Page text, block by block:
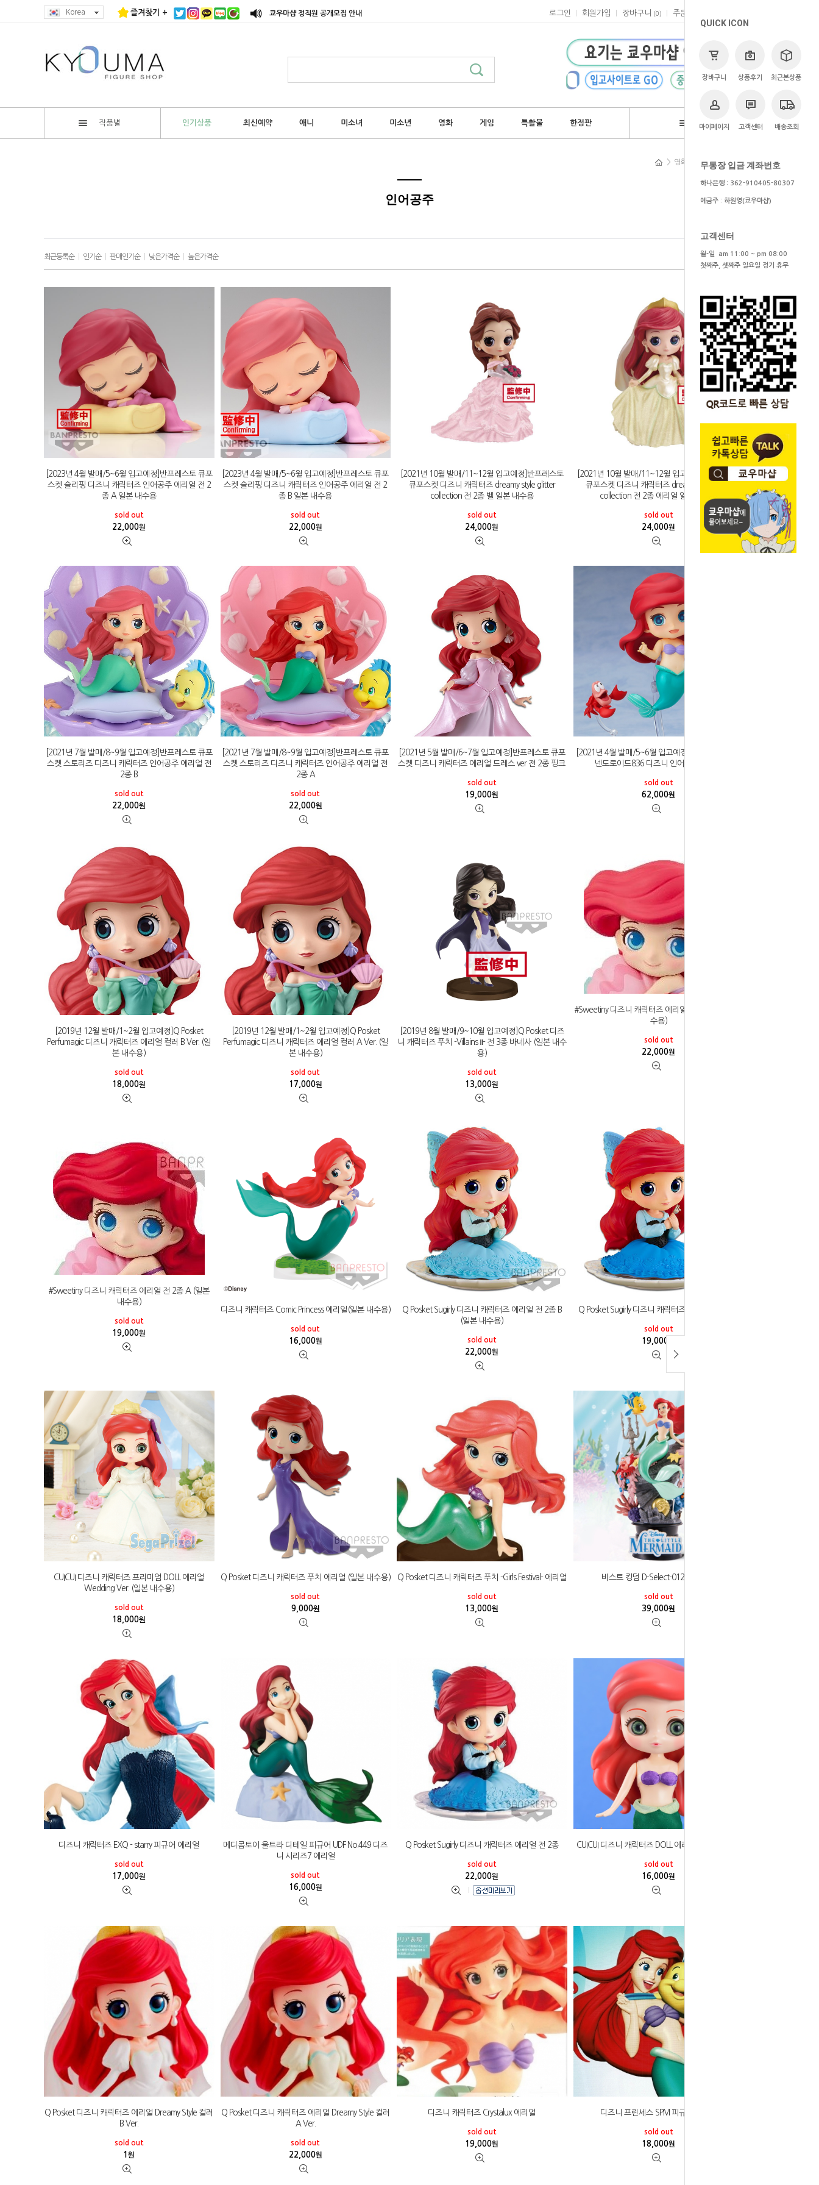
Korea 즐겨찾기 + 쿄우마샵 정직원 공개모집 안내 로그인 회원가입 장바구니 (0 ) 주문
작품별 인기상품 최신예약 애니 미소녀 미소년 영화 게임 특촬물 한정판 브랜드
QUICK ICON
장바구니 상품후기 최근본상품
마이페이지 고객센터 배송조회
무통장 입금 계좌번호
하나은행 : 362-910405-80307
예금주 : 하원영(쿄우마샵)
고객센터
월-일 am 11:00 ~ pm 08:00
첫째주, 셋째주 일요일 정기 휴무
> 영화 디즈니/픽사 > 인어공주
인어공주
최근등록순| 인기순| 판매인기순| 낮은가격순| 높은가격순
[2023년 4월 발매/5~6월 입고예정]반프레스토 큐포
스켓 슬리핑 디즈니 캐릭터즈 인어공주 에리얼 전 2
종 A 일본 내수용
sold out
22,000원
[2023년 4월 발매/5~6월 입고예정]반프레스토 큐포
스켓 슬리핑 디즈니 캐릭터즈 인어공주 에리얼 전 2
종 B 일본 내수용
sold out
22,000원
[2021년 10월 발매/11~12월 입고예정]반프레스토
큐포스켓 디즈니 캐릭터즈 dreamy style glitter
collection 전 2종 벨 일본 내수용
sold out
24,000원
[2021년 10월 발매/11~12월 입고예정]반프레스토
큐포스켓 디즈니 캐릭터즈 dreamy style glitter
collection 전 2종 에리얼 일본 내수용
sold out
24,000원
[2021년 7월 발매/8~9월 입고예정]반프레스토 큐포
스켓 스토리즈 디즈니 캐릭터즈 인어공주 에리얼 전
2종 B
sold out
22,000원
[2021년 7월 발매/8~9월 입고예정]반프레스토 큐포
스켓 스토리즈 디즈니 캐릭터즈 인어공주 에리얼 전
2종 A
sold out
22,000원
[2021년 5월 발매/6~7월 입고예정]반프레스토 큐포
스켓 디즈니 캐릭터즈 에리얼 드레스 ver 전 2종 핑크
sold out
19,000원
[2021년 4월 발매/5~6월 입고예정]굿스마일컴퍼니
넨도로이드836 디즈니 인어공주 에리얼
sold out
62,000원
[2019년 12월 발매/1~2월 입고예정]Q Posket
Perfumagic 디즈니 캐릭터즈 에리얼 컬러 B Ver. (일
본 내수용)
sold out
18,000원
[2019년 12월 발매/1~2월 입고예정]Q Posket
Perfumagic 디즈니 캐릭터즈 에리얼 컬러 A Ver. (일
본 내수용)
sold out
17,000원
[2019년 8월 발매/9~10월 입고예정]Q Posket 디즈
니 캐릭터즈 푸치 -Villains Ⅱ- 전 3종 바네사 (일본 내수
용)
sold out
13,000원
#Sweetiny 디즈니 캐릭터즈 에리얼 전 2종 B (일본 내
수용)
sold out
22,000원
#Sweetiny 디즈니 캐릭터즈 에리얼 전 2종 A (일본
내수용)
sold out
19,000원
디즈니 캐릭터즈 Comic Princess 에리얼(일본 내수용)
sold out
16,000원
Q Posket Sugirly 디즈니 캐릭터즈 에리얼 전 2종 B
(일본 내수용)
sold out
22,000원
Q Posket Sugirly 디즈니 캐릭터즈 에리얼 전 2종 A
sold out
19,000
CUICUI 디즈니 캐릭터즈 프리미엄 DOLL 에리얼
Wedding Ver. (일본 내수용)
sold out
18,000원
Q Posket 디즈니 캐릭터즈 푸치 에리얼 (일본 내수용)
sold out
9,000원
Q Posket 디즈니 캐릭터즈 푸치 -Girls Festival- 에리얼
sold out
13,000원
비스트 킹덤 D-Select-012 인어공주
sold out
39,000원
디즈니 캐릭터즈 EXQ - starry 피규어 에리얼
sold out
17,000원
메디콤토이 울트라 디테일 피규어 UDF No.449 디즈
니 시리즈7 에리얼
sold out
16,000원
Q Posket Sugirly 디즈니 캐릭터즈 에리얼 전 2종
sold out
22,000원
CUICUI 디즈니 캐릭터즈 DOLL 에리얼 (일본 내수용)
sold out
16,000원
Q Posket 디즈니 캐릭터즈 에리얼 Dreamy Style 컬러
B Ver.
sold out
1원
Q Posket 디즈니 캐릭터즈 에리얼 Dreamy Style 컬러
A Ver.
sold out
22,000원
디즈니 캐릭터즈 Crystalux 에리얼
sold out
19,000원
디즈니 프린세스 SPM 피규어 에리얼
sold out
18,000원